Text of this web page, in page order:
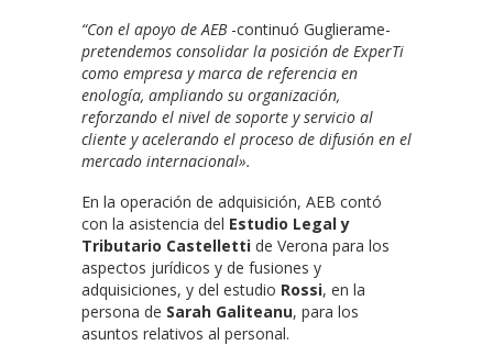
“Con el apoyo de AEB -continuó Guglierame-
pretendemos consolidar la posición de ExperTi
como empresa y marca de referencia en
enología, ampliando su organización,
reforzando el nivel de soporte y servicio al
cliente y acelerando el proceso de difusión en el
mercado internacional».
En la operación de adquisición, AEB contó
con la asistencia del Estudio Legal y
Tributario Castelletti de Verona para los
aspectos jurídicos y de fusiones y
adquisiciones, y del estudio Rossi, en la
persona de Sarah Galiteanu, para los
asuntos relativos al personal.